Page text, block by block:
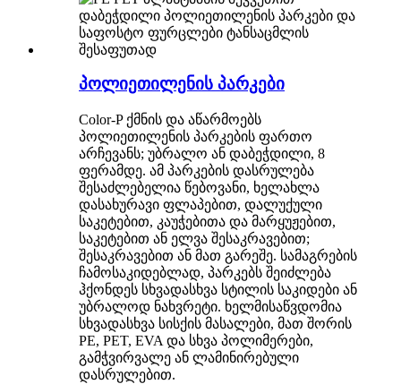
პოლიეთილენის პარკები
Color-P ქმნის და აწარმოებს
პოლიეთილენის პარკების ფართო
არჩევანს; უბრალო ან დაბეჭდილი, 8
ფერამდე. ამ პარკების დასრულება
შესაძლებელია წებოვანი, ხელახლა
დასახურავი ფლაპებით, დალუქული
საკეტებით, კაუჭებითა და მარყუჟებით,
საკეტებით ან ელვა შესაკრავებით;
შესაკრავებით ან მათ გარეშე. სამაგრების
ჩამოსაკიდებლად, პარკებს შეიძლება
ჰქონდეს სხვადასხვა სტილის საკიდები ან
უბრალოდ ნახვრეტი. ხელმისაწვდომია
სხვადასხვა სისქის მასალები, მათ შორის
PE, PET, EVA და სხვა პოლიმერები,
გამჭვირვალე ან ლამინირებული
დასრულებით.